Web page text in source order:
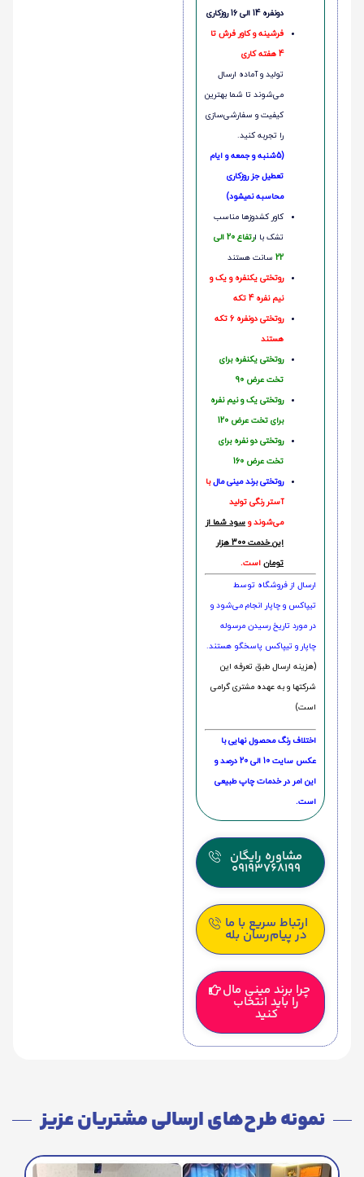
دونفره 14 الی 16 روزکاری
فرشینه و کاور فرش تا
4 هفته کاری
تولید و آماده ارسال
می‌شوند تا شما بهترین
کیفیت و سفارشی‌سازی
را تجربه کنید.
(5شنبه و جمعه و ایام
تعطیل جز روزکاری
محاسبه نمیشود)
کاور کشدوزها مناسب
تشک با ا
رتفاع 20 الی
22 سانت هستند
روتختی یکنفره و یک و
نیم نفره 4 تکه
روتختی دونفره 6 تکه
هستند
روتختی یکنفره برای
تخت عرض 90
روتختی یک و نیم نفره
برای تخت عرض 120
روتختی دو نفره برای
تخت عرض 160
روتختی‌ برند مینی مالبا
آستر رنگی تولید
می‌شوند و سود شما از
این خدمت 300 هزار
تومان است.
ارسال از فروشگاه توسط
تیپاکس و چاپار انجام می‌شود و
در مورد تاریخ رسیدن مرسوله
چاپار و تیپاکس پاسخگو هستند.
(هزینه ارسال طبق تعرفه این
شرکتها و به عهده مشتری گرامی
است)
اختلاف رنگ محصول نهایی با
عکس سایت 10 الی 20 درصد و
این امر در خدمات چاپ طبیعی
است.
مشاوره رایگان
09193768199
ارتباط سریع با ما
در پیام‌رسان بله
چرا برند مینی مال
را باید انتخاب
کنید
نمونه طرح‌های ارسالی مشتریان عزیز